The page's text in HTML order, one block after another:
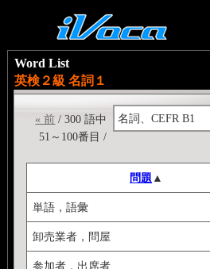
Word List
英検２級 名詞１
名詞、CEFR B1
« 前 / 300 語中
51～100番目 /
問題 ▲
単語，語彙
卸売業者，問屋
参加者，出席者